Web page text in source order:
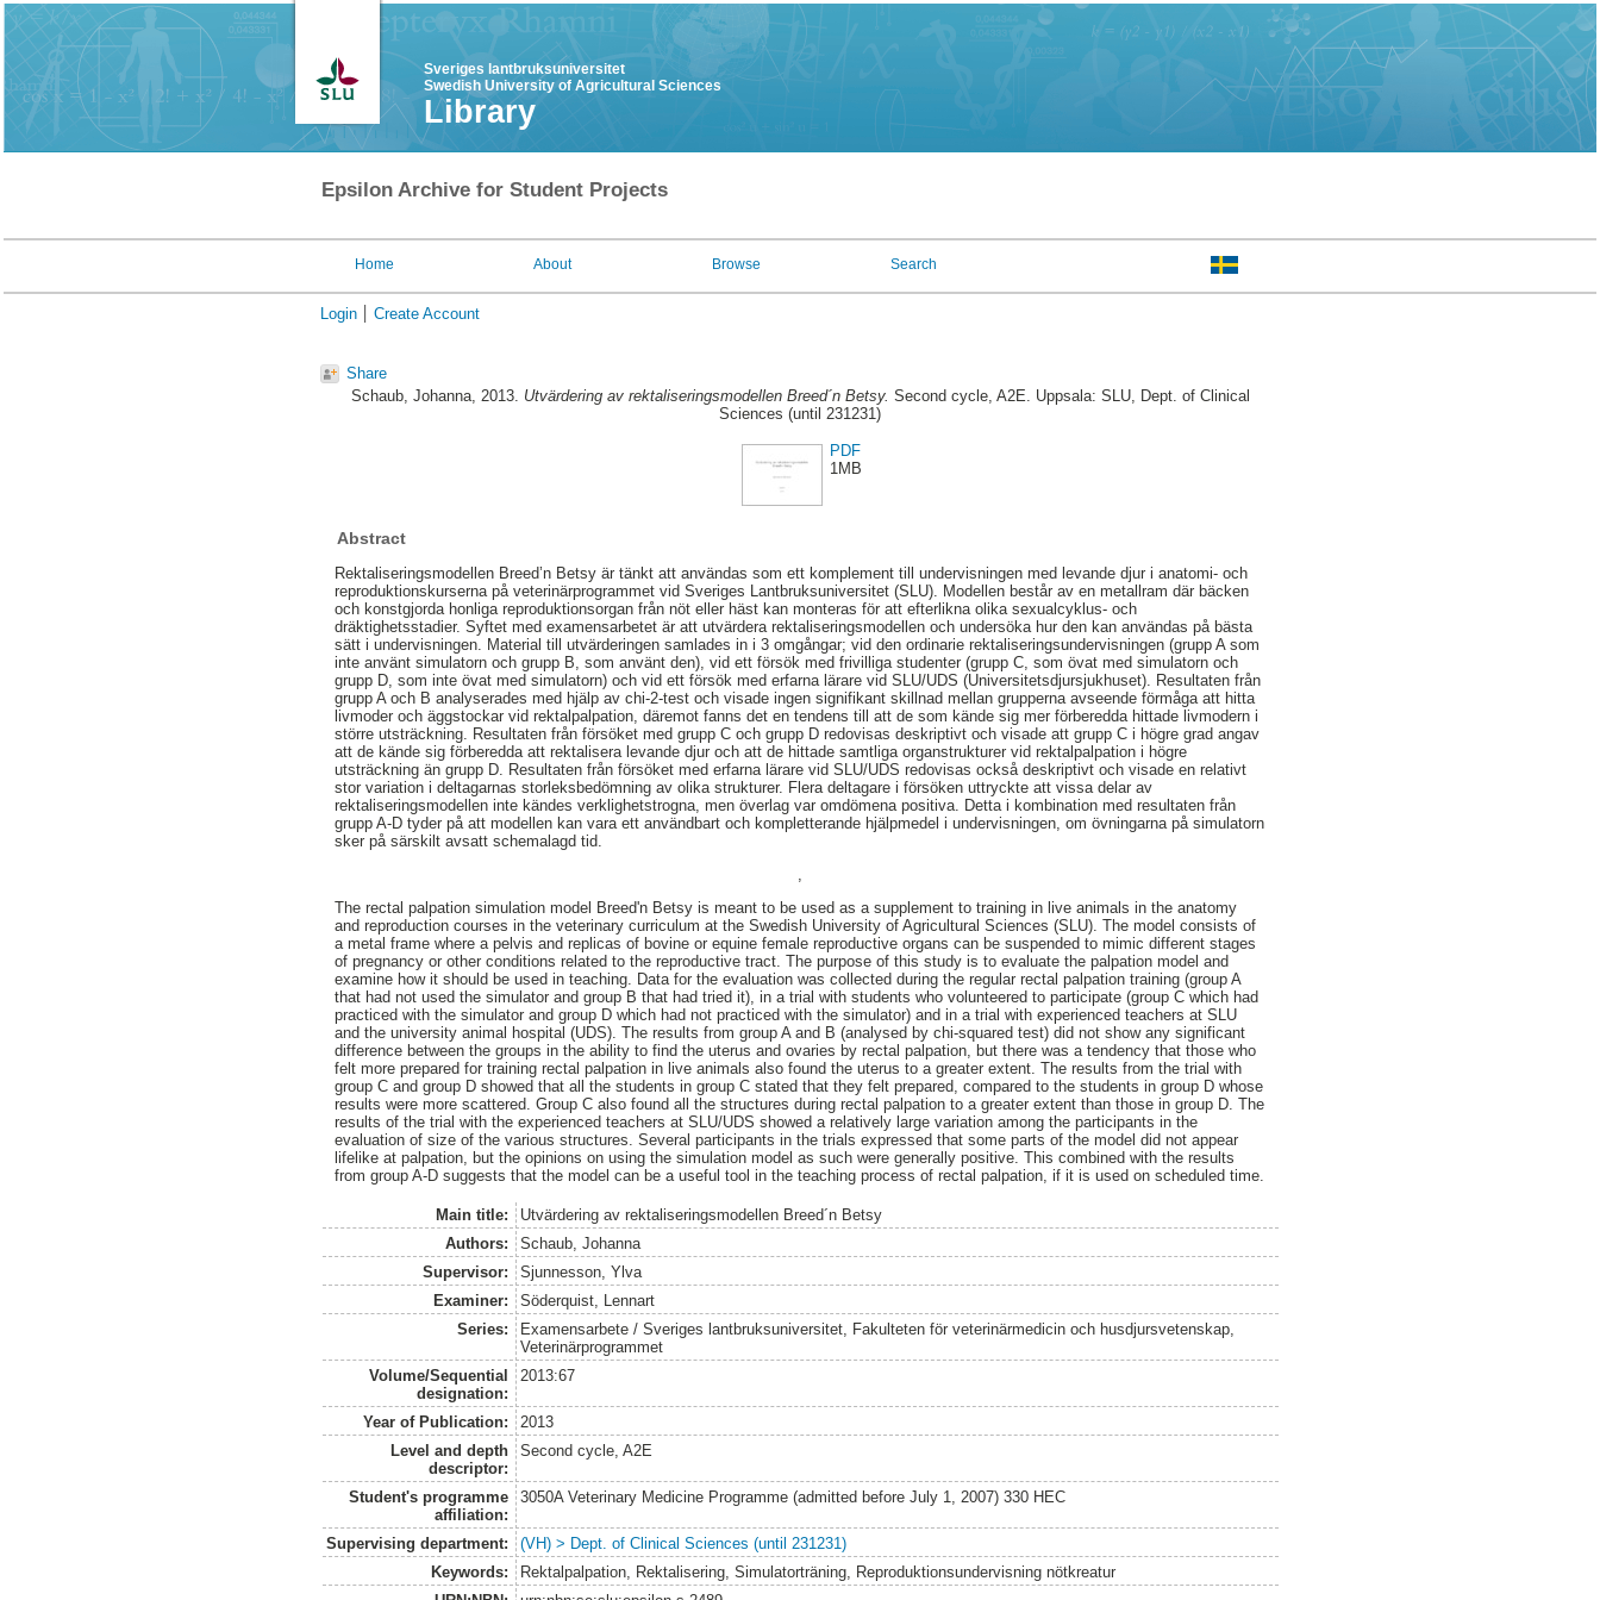
Sveriges lantbruksuniversitet
Swedish University of Agricultural Sciences
Library
Epsilon Archive for Student Projects
Home About Browse Search
Login Create Account
Share
Schaub, Johanna, 2013. Utvärdering av rektaliseringsmodellen Breed´n Betsy. Second cycle, A2E. Uppsala: SLU, Dept. of Clinical
Sciences (until 231231)
PDF
1MB
Abstract
Rektaliseringsmodellen Breed’n Betsy är tänkt att användas som ett komplement till undervisningen med levande djur i anatomi- och
reproduktionskurserna på veterinärprogrammet vid Sveriges Lantbruksuniversitet (SLU). Modellen består av en metallram där bäcken
och konstgjorda honliga reproduktionsorgan från nöt eller häst kan monteras för att efterlikna olika sexualcyklus- och
dräktighetsstadier. Syftet med examensarbetet är att utvärdera rektaliseringsmodellen och undersöka hur den kan användas på bästa
sätt i undervisningen. Material till utvärderingen samlades in i 3 omgångar; vid den ordinarie rektaliseringsundervisningen (grupp A som
inte använt simulatorn och grupp B, som använt den), vid ett försök med frivilliga studenter (grupp C, som övat med simulatorn och
grupp D, som inte övat med simulatorn) och vid ett försök med erfarna lärare vid SLU/UDS (Universitetsdjursjukhuset). Resultaten från
grupp A och B analyserades med hjälp av chi-2-test och visade ingen signifikant skillnad mellan grupperna avseende förmåga att hitta
livmoder och äggstockar vid rektalpalpation, däremot fanns det en tendens till att de som kände sig mer förberedda hittade livmodern i
större utsträckning. Resultaten från försöket med grupp C och grupp D redovisas deskriptivt och visade att grupp C i högre grad angav
att de kände sig förberedda att rektalisera levande djur och att de hittade samtliga organstrukturer vid rektalpalpation i högre
utsträckning än grupp D. Resultaten från försöket med erfarna lärare vid SLU/UDS redovisas också deskriptivt och visade en relativt
stor variation i deltagarnas storleksbedömning av olika strukturer. Flera deltagare i försöken uttryckte att vissa delar av
rektaliseringsmodellen inte kändes verklighetstrogna, men överlag var omdömena positiva. Detta i kombination med resultaten från
grupp A-D tyder på att modellen kan vara ett användbart och kompletterande hjälpmedel i undervisningen, om övningarna på simulatorn
sker på särskilt avsatt schemalagd tid.
The rectal palpation simulation model Breed'n Betsy is meant to be used as a supplement to training in live animals in the anatomy
and reproduction courses in the veterinary curriculum at the Swedish University of Agricultural Sciences (SLU). The model consists of
a metal frame where a pelvis and replicas of bovine or equine female reproductive organs can be suspended to mimic different stages
of pregnancy or other conditions related to the reproductive tract. The purpose of this study is to evaluate the palpation model and
examine how it should be used in teaching. Data for the evaluation was collected during the regular rectal palpation training (group A
that had not used the simulator and group B that had tried it), in a trial with students who volunteered to participate (group C which had
practiced with the simulator and group D which had not practiced with the simulator) and in a trial with experienced teachers at SLU
and the university animal hospital (UDS). The results from group A and B (analysed by chi-squared test) did not show any significant
difference between the groups in the ability to find the uterus and ovaries by rectal palpation, but there was a tendency that those who
felt more prepared for training rectal palpation in live animals also found the uterus to a greater extent. The results from the trial with
group C and group D showed that all the students in group C stated that they felt prepared, compared to the students in group D whose
results were more scattered. Group C also found all the structures during rectal palpation to a greater extent than those in group D. The
results of the trial with the experienced teachers at SLU/UDS showed a relatively large variation among the participants in the
evaluation of size of the various structures. Several participants in the trials expressed that some parts of the model did not appear
lifelike at palpation, but the opinions on using the simulation model as such were generally positive. This combined with the results
from group A-D suggests that the model can be a useful tool in the teaching process of rectal palpation, if it is used on scheduled time.
Main title:
Utvärdering av rektaliseringsmodellen Breed´n Betsy
Authors:
Schaub, Johanna
Supervisor:
Sjunnesson, Ylva
Examiner:
Söderquist, Lennart
Series:
Examensarbete / Sveriges lantbruksuniversitet, Fakulteten för veterinärmedicin och husdjursvetenskap,
Veterinärprogrammet
Volume/Sequential
designation:
2013:67
Year of Publication:
2013
Level and depth
descriptor:
Second cycle, A2E
Student's programme
affiliation:
3050A Veterinary Medicine Programme (admitted before July 1, 2007) 330 HEC
Supervising department:
(VH) > Dept. of Clinical Sciences (until 231231)
Keywords:
Rektalpalpation, Rektalisering, Simulatorträning, Reproduktionsundervisning nötkreatur